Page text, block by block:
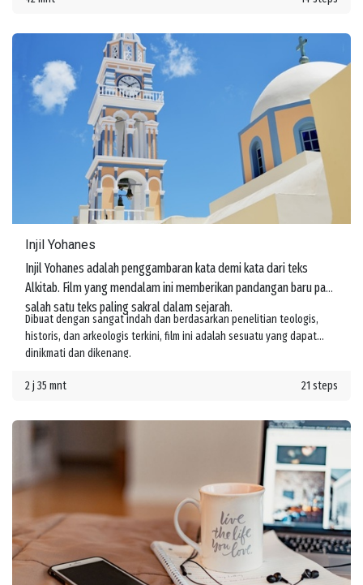
perjalanan hidup.
Injil Yohanes
Injil Yohanes adalah penggambaran kata demi kata dari teks
Alkitab. Film yang mendalam ini memberikan pandangan baru pada
salah satu teks paling sakral dalam sejarah.
Dibuat dengan sangat indah dan berdasarkan penelitian teologis,
historis, dan arkeologis terkini, film ini adalah sesuatu yang dapat
dinikmati dan dikenang.
2 j 35 mnt 21 steps